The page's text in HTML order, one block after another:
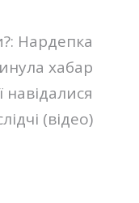
Нардепка
хабар
(відео)